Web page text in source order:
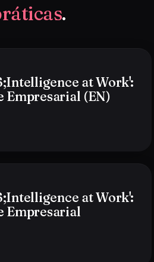
.
at Work':
Empresarial (EN)
at Work':
Empresarial